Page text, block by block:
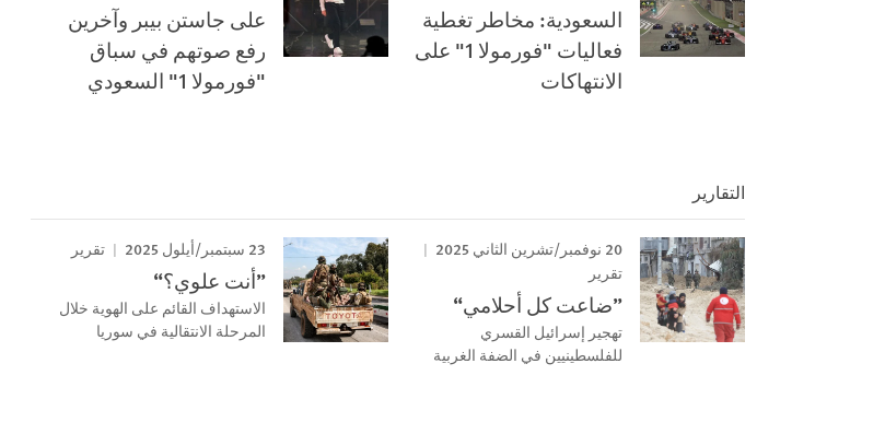
السعودية: مخاطر تغطية
فعاليات "فورمولا 1" على
الانتهاكات
على جاستن بيبر وآخرين
رفع صوتهم في سباق
"فورمولا 1" السعودي
التقارير
20 نوفمبر/تشرين الثاني 2025
تقرير
”ضاعت كل أحلامي“
تهجير إسرائيل القسري
للفلسطينيين في الضفة الغربية
23 سبتمبر/أيلول 2025 تقرير
”أنت علوي؟“
الاستهداف القائم على الهوية خلال
المرحلة الانتقالية في سوريا